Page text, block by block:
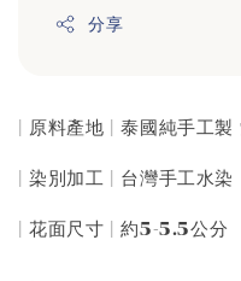
分享
| 原料產地 | 泰國純手工製
| 染別加工 | 台灣手工水染
| 花面尺寸 | 約5-5.5公分